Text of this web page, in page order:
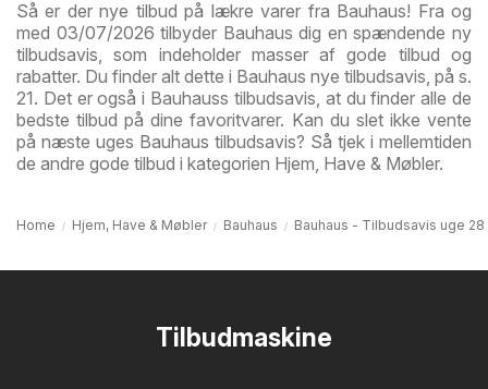
Så er der nye tilbud på lækre varer fra Bauhaus! Fra og
med 03/07/2026 tilbyder Bauhaus dig en spændende ny
tilbudsavis, som indeholder masser af gode tilbud og
rabatter. Du finder alt dette i Bauhaus nye tilbudsavis, på s.
21. Det er også i Bauhauss tilbudsavis, at du finder alle de
bedste tilbud på dine favoritvarer. Kan du slet ikke vente
på næste uges Bauhaus tilbudsavis? Så tjek i mellemtiden
de andre gode tilbud i kategorien Hjem, Have & Møbler.
Home Hjem, Have & Møbler Bauhaus Bauhaus - Tilbudsavis uge 28
Tilbudmaskine